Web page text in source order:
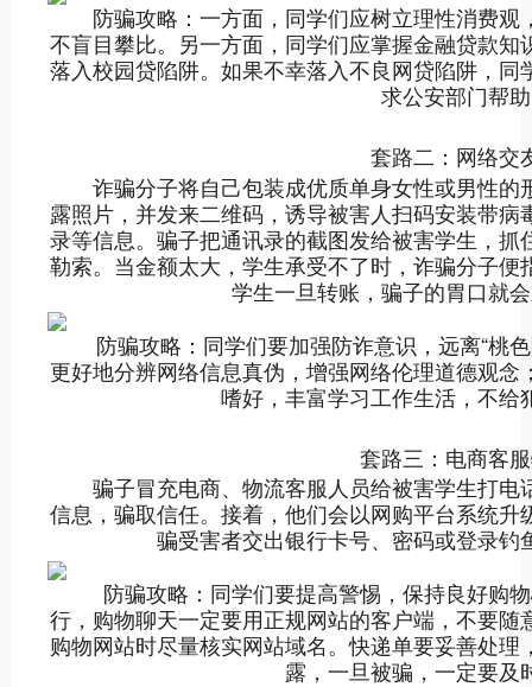
防骗攻略：一方面，同学们应树立理性消费观
不盲目攀比。另一方面，同学们应掌握金融贷款
落入校园贷陷阱。如果不幸落入不良网贷陷阱，
求公安部门帮
套路二：网络交
诈骗分子将自己包装成优质单身女性或男性的
露照片，并发来二维码，诱导被害人扫码安装带
录等信息。骗子把通讯录的截图发给被害学生，
勒索。当金额太大，学生承受不了时，诈骗分子
学生一旦转账，骗子的胃口就
防骗攻略：同学们要加强防诈意识，远离“桃
更好地分辨网络信息真伪，增强网络伦理道德观
嗜好，丰富学习工作生活，不给
套路三：电商客服
骗子冒充电商、物流客服人员给被害学生打电
信息，骗取信任。接着，他们会以网购平台系统
骗受害者交出银行卡号、密码或登录钓
防骗攻略：同学们要提高警惕，保持良好购
行，购物聊天一定要用正规网站的客户端，不要
购物网站时尽量核实网站域名。快递单要妥善处
露，一旦被骗，一定要及